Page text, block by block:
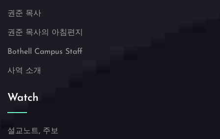
권준 목사
권준 목사의 아침편지
Bothell Campus Staff
사역 소개
Watch
설교노트, 주보